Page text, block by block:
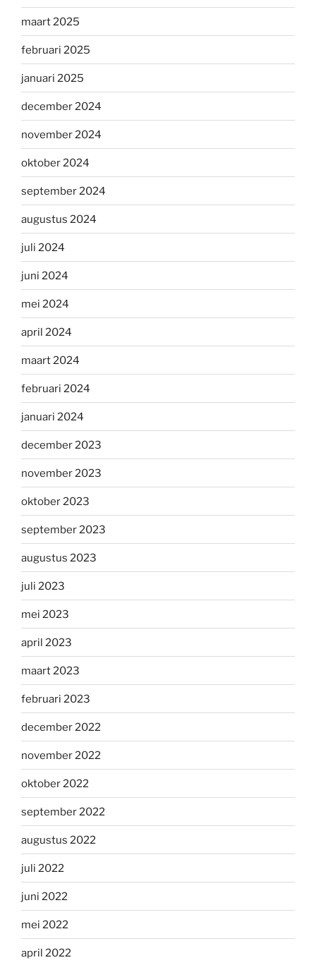
maart 2025
februari 2025
januari 2025
december 2024
november 2024
oktober 2024
september 2024
augustus 2024
juli 2024
juni 2024
mei 2024
april 2024
maart 2024
februari 2024
januari 2024
december 2023
november 2023
oktober 2023
september 2023
augustus 2023
juli 2023
mei 2023
april 2023
maart 2023
februari 2023
december 2022
november 2022
oktober 2022
september 2022
augustus 2022
juli 2022
juni 2022
mei 2022
april 2022